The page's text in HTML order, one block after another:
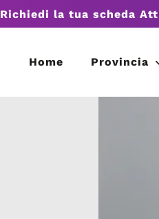
Richiedi la tua scheda
Home Provincia